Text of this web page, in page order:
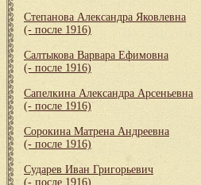
Степанова Александра Яковлевна
(- после 1916)
Салтыкова Варвара Ефимовна
(- после 1916)
Сапелкина Александра Арсеньевна
(- после 1916)
Сорокина Матрена Андреевна
(- после 1916)
Сударев Иван Григорьевич
(- после 1916)